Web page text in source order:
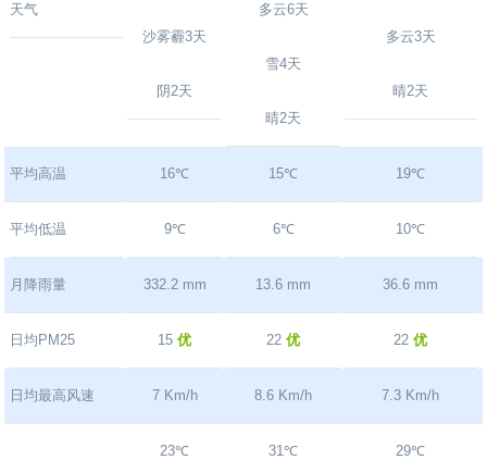
天气
沙雾霾3天
阴2天
多云6天
雪4天
晴2天
多云3天
晴2天
平均高温 16℃ 15℃ 19℃
平均低温 9℃ 6℃ 10℃
月降雨量 332.2 mm 13.6 mm 36.6 mm
日均PM25 15优 22优 22优
日均最高风速 7 Km/h 8.6 Km/h 7.3 Km/h
23℃ 31℃ 29℃